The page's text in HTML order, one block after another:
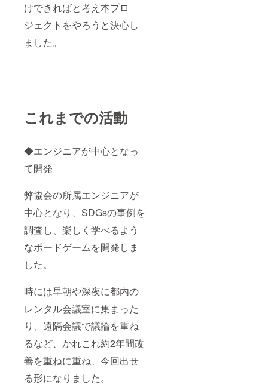
けできればと考え本プロ
ジェクトをやろうと決心し
ました。
これまでの活動
◆エンジニアが中心となっ
て開発
弊協会の所属エンジニアが
中心となり、SDGsの事例を
調査し、楽しく学べるよう
なボードゲームを開発しま
した。
時には早朝や深夜に都内の
レンタル会議室に集まった
り、遠隔会議で議論を重ね
るなど、かれこれ約2年間改
善を重ねに重ね、今回出せ
る形になりました。